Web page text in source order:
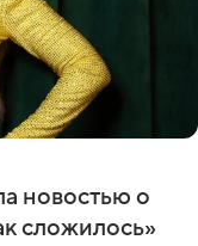
новостью о
сложилось»